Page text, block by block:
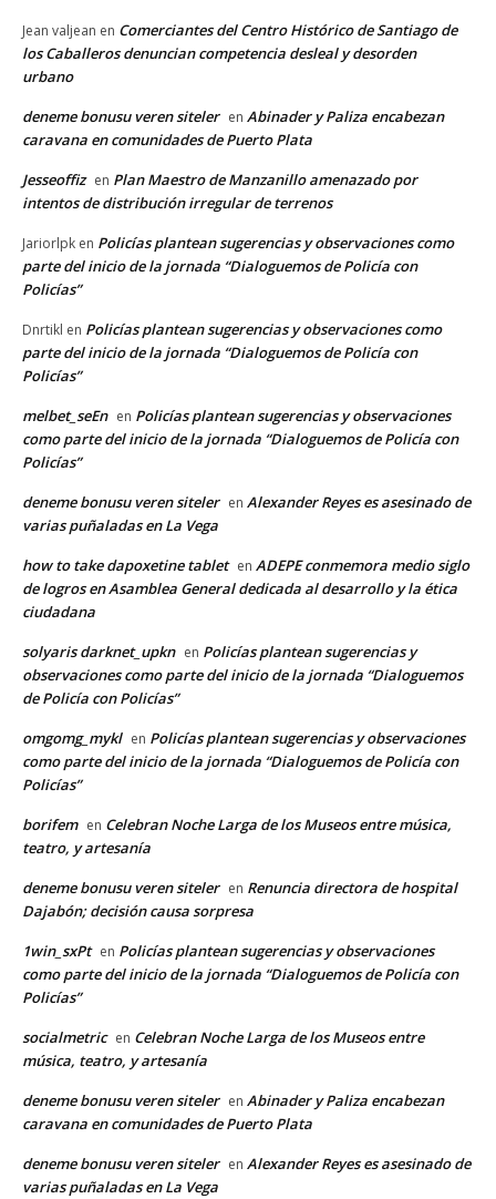
Jean valjean en Comerciantes del Centro Histórico de Santiago de
los Caballeros denuncian competencia desleal y desorden
urbano
deneme bonusu veren siteler en Abinader y Paliza encabezan
caravana en comunidades de Puerto Plata
Jesseoffiz en Plan Maestro de Manzanillo amenazado por
intentos de distribución irregular de terrenos
Jariorlpk en Policías plantean sugerencias y observaciones como
parte del inicio de la jornada “Dialoguemos de Policía con
Policías”
Dnrtikl en Policías plantean sugerencias y observaciones como
parte del inicio de la jornada “Dialoguemos de Policía con
Policías”
melbet_seEn en Policías plantean sugerencias y observaciones
como parte del inicio de la jornada “Dialoguemos de Policía con
Policías”
deneme bonusu veren siteler en Alexander Reyes es asesinado de
varias puñaladas en La Vega
how to take dapoxetine tablet en ADEPE conmemora medio siglo
de logros en Asamblea General dedicada al desarrollo y la ética
ciudadana
solyaris darknet_upkn en Policías plantean sugerencias y
observaciones como parte del inicio de la jornada “Dialoguemos
de Policía con Policías”
omgomg_mykl en Policías plantean sugerencias y observaciones
como parte del inicio de la jornada “Dialoguemos de Policía con
Policías”
borifem en Celebran Noche Larga de los Museos entre música,
teatro, y artesanía
deneme bonusu veren siteler en Renuncia directora de hospital
Dajabón; decisión causa sorpresa
1win_sxPt en Policías plantean sugerencias y observaciones
como parte del inicio de la jornada “Dialoguemos de Policía con
Policías”
socialmetric en Celebran Noche Larga de los Museos entre
música, teatro, y artesanía
deneme bonusu veren siteler en Abinader y Paliza encabezan
caravana en comunidades de Puerto Plata
deneme bonusu veren siteler en Alexander Reyes es asesinado de
varias puñaladas en La Vega